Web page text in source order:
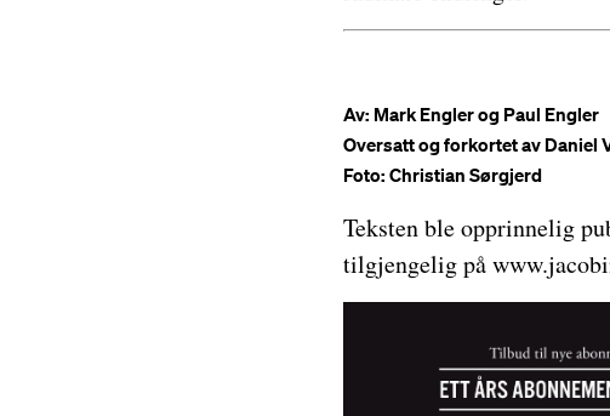
Av: Mark Engler og Paul Engler
Oversatt og forkortet av Daniel
Foto: Christian Sørgjerd
Teksten ble opprinnelig
tilgjengelig på